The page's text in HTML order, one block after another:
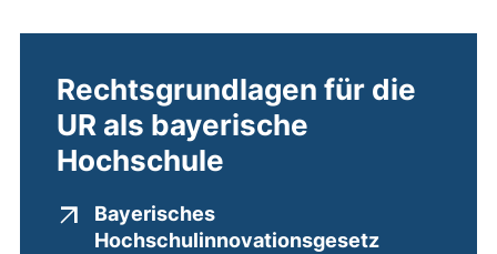
Rechtsgrundlagen für die
UR als bayerische
Hochschule
Bayerisches
Hochschulinnovationsgesetz